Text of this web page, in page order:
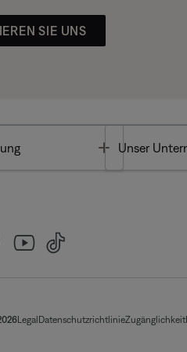
SIE UNS
Toggle
Unser
Legal DatenschutzrichtlinieZugänglichkeit